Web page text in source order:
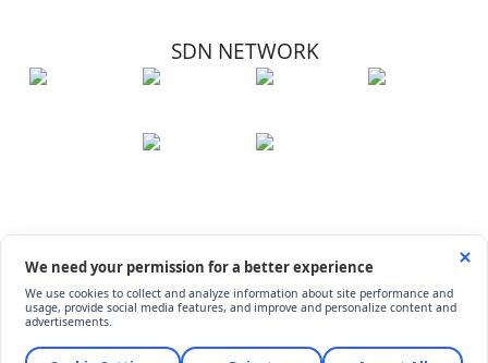
SDN NETWORK